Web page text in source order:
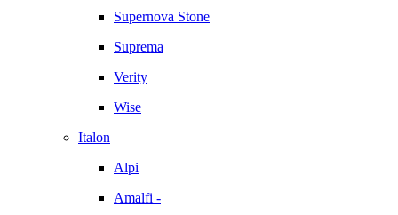
Supernova Stone
Suprema
Verity
Wise
Italon
Alpi
Amalfi -